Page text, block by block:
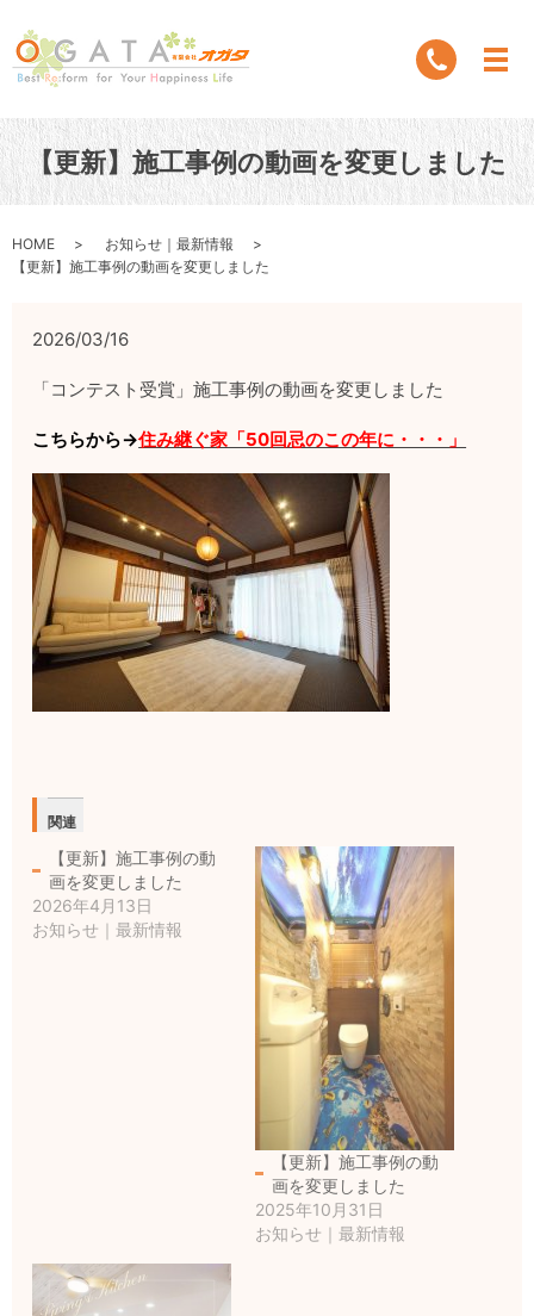
【更新】施工事例の動画を変更しました
HOME
お知らせ｜最新情報
【更新】施工事例の動画を変更しました
2026/03/16
「コンテスト受賞」施工事例の動画を変更しました
こちらから→住み継ぐ家「50回忌のこの年に・・・」
関連
【更新】施工事例の動
画を変更しました
2026年4月13日
お知らせ｜最新情報
【更新】施工事例の動
画を変更しました
2025年10月31日
お知らせ｜最新情報